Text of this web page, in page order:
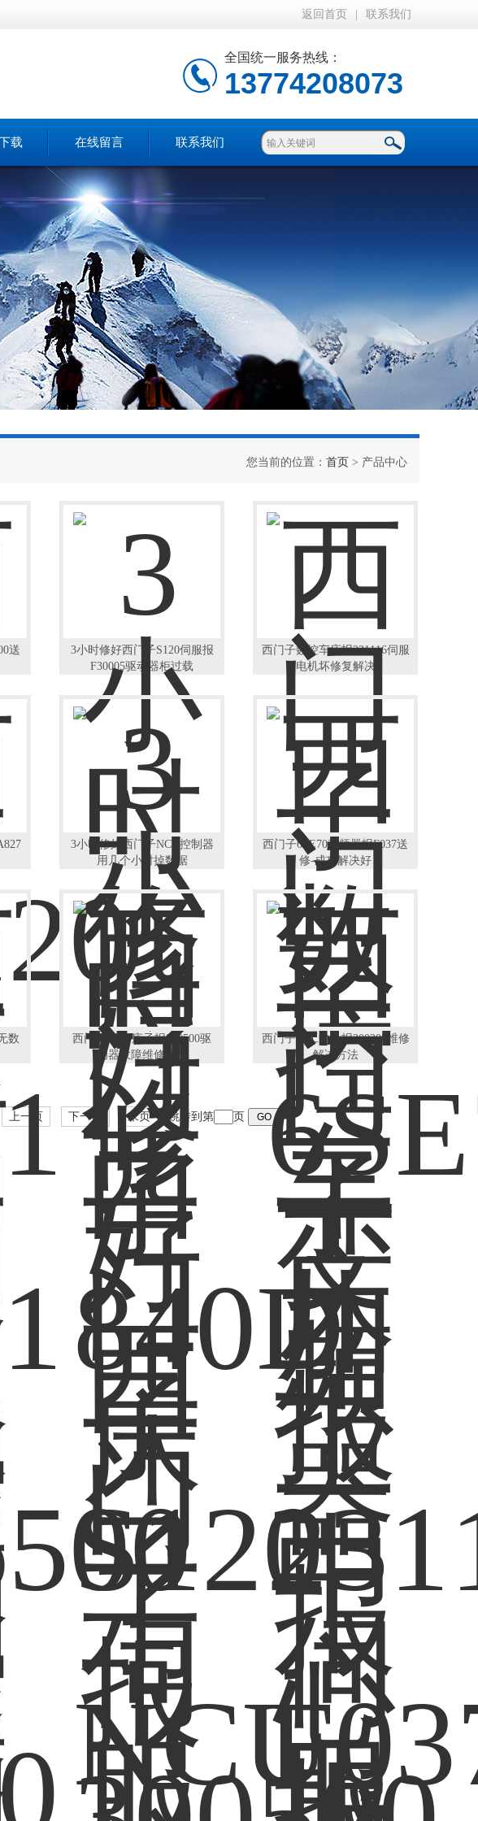
返回首页 联系我们
全国统一服务热线：
13774208073
载 在线留言 联系我们
您当前的位置： 首页 > 产品中心
送
3小时修好西门子S120伺服报
F30005驱动器柜过载
西门子数控车床报231116伺服
电机坏修复解决
3小时修好西门子NCU控制器
用几个小时掉数据
西门子6SE70变频器报F037送
修-成功解决好
数
西门子840D床子报300500驱
动器故障维修解决
西门子加工中心报300300维修
解决方法
上一页 下一页 末页 跳转到第 页